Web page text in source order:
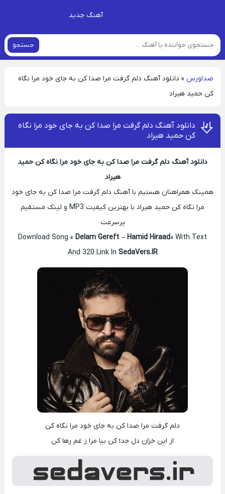
آهنگ جدید
جستجو
صداورس » دانلود آهنگ دلم گرفت مرا صدا کن به جای خود مرا نگاه
کن حمید هیراد
دانلود آهنگ دلم گرفت مرا صدا کن به جای خود مرا نگاه
کن حمید هیراد
دانلود آهنگ دلم گرفت مرا صدا کن به جای خود مرا نگاه کن حمید
هیراد
همینک همراهتان هستیم با آهنگ دلم گرفت مرا صدا کن به جای خود
مرا نگاه کن حمید هیراد با بهترین کیفیت MP3 و لینک مستقیم
پرسرعت
Download Song « Delam Gereft – Hamid Hiraad» With Text
And 320 Link In SedaVers.IR
دلم گرفت مرا صدا کن به جای خود مرا نگاه کن
از این خزان دل جدا کن بیا مرا ز غم رها کن